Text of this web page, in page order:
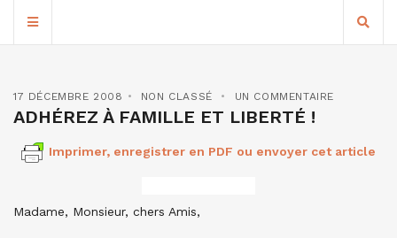
17 DÉCEMBRE 2008 NON CLASSÉ UN COMMENTAIRE
ADHÉREZ À FAMILLE ET LIBERTÉ !
Imprimer, enregistrer en PDF ou envoyer cet article
Madame, Monsieur, chers Amis,